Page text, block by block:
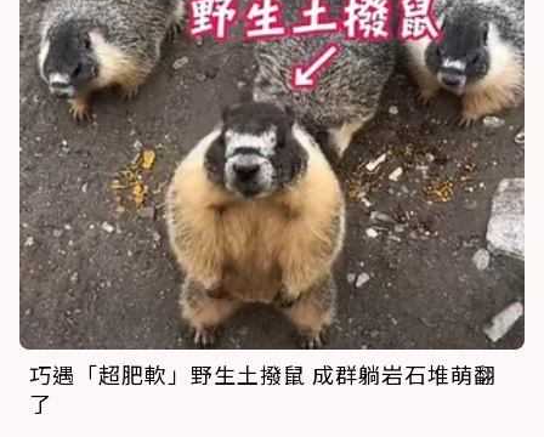
巧遇「超肥軟」野生土撥鼠 成群躺岩石堆萌翻
了